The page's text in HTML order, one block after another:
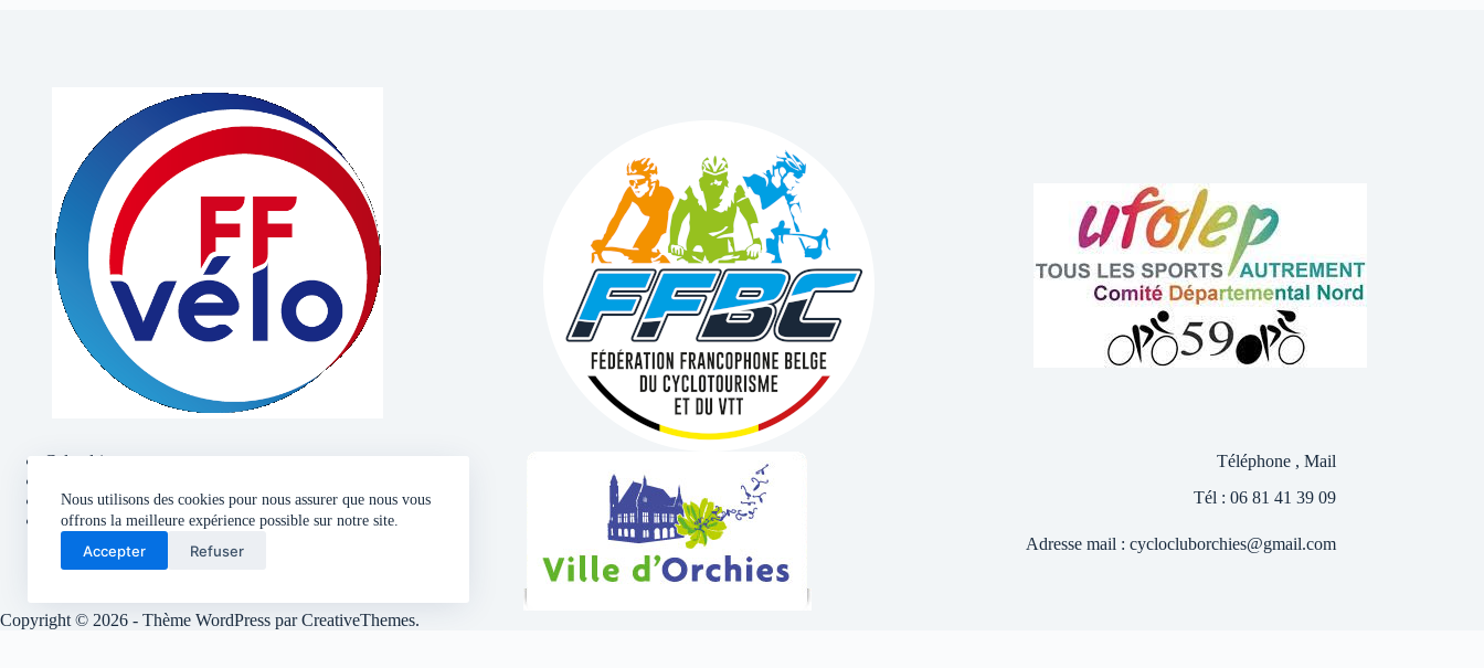
Nous utilisons des cookies pour nous assurer que nous vous
offrons la meilleure expérience possible sur notre site.
Accepter Refuser
Calendrier
Politique de confidentialité
Mentions légales
Téléphone , Mail
Tél : 06 81 41 39 09
Adresse mail : cyclocluborchies@gmail.com
Copyright © 2026 - Thème WordPress parCreativeThemes.